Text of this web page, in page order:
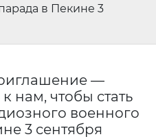
в Пекине 3
—
нам, чтобы стать
военного
3 сентября